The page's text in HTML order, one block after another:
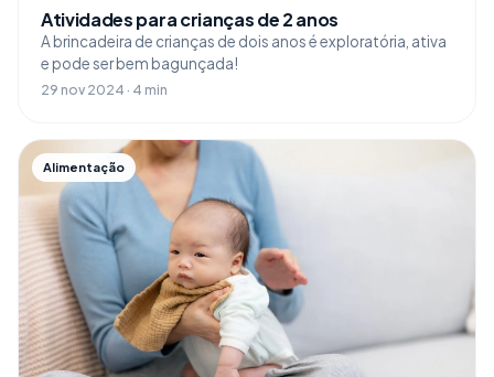
Atividades para crianças de 2 anos
A brincadeira de crianças de dois anos é exploratória, ativa
e pode ser bem bagunçada!
29 nov 2024 · 4 min
Alimentação